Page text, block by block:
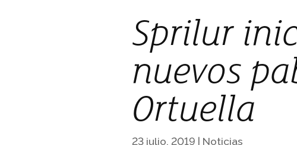
Sprilur
nuevos
Ortuella
23 julio, 2019 | Noticias